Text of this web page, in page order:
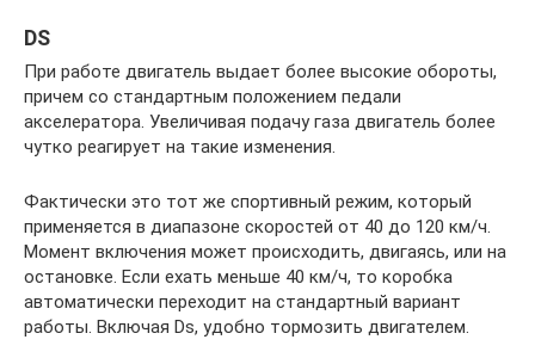
DS
При работе двигатель выдает более высокие обороты,
причем со стандартным положением педали
акселератора. Увеличивая подачу газа двигатель более
чутко реагирует на такие изменения.
Фактически это тот же спортивный режим, который
применяется в диапазоне скоростей от 40 до 120 км/ч.
Момент включения может происходить, двигаясь, или на
остановке. Если ехать меньше 40 км/ч, то коробка
автоматически переходит на стандартный вариант
работы. Включая Ds, удобно тормозить двигателем.